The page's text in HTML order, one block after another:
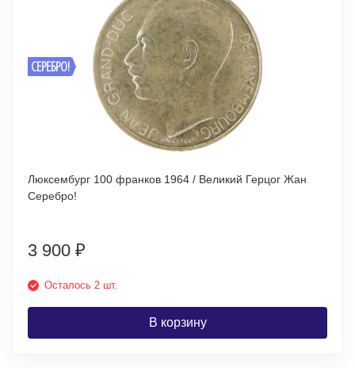
СЕРЕБРО!
Люксембург 100 франков 1964 / Великий Герцог Жан
Серебро!
3 900 ₽
Осталось 2 шт.
В корзину